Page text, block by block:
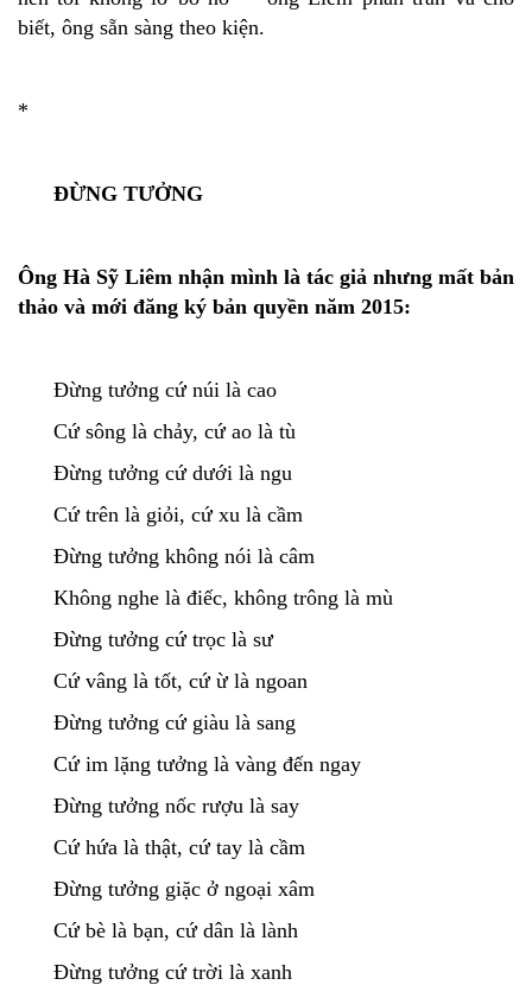
biết, ông sẵn sàng theo kiện.
*
ĐỪNG TƯỞNG
Ông Hà Sỹ Liêm nhận mình là tác giả nhưng mất bản
thảo và mới đăng ký bản quyền năm 2015:
Đừng tưởng cứ núi là cao
Cứ sông là chảy, cứ ao là tù
Đừng tưởng cứ dưới là ngu
Cứ trên là giỏi, cứ xu là cầm
Đừng tưởng không nói là câm
Không nghe là điếc, không trông là mù
Đừng tưởng cứ trọc là sư
Cứ vâng là tốt, cứ ừ là ngoan
Đừng tưởng cứ giàu là sang
Cứ im lặng tưởng là vàng đến ngay
Đừng tưởng nốc rượu là say
Cứ hứa là thật, cứ tay là cầm
Đừng tưởng giặc ở ngoại xâm
Cứ bè là bạn, cứ dân là lành
Đừng tưởng cứ trời là xanh